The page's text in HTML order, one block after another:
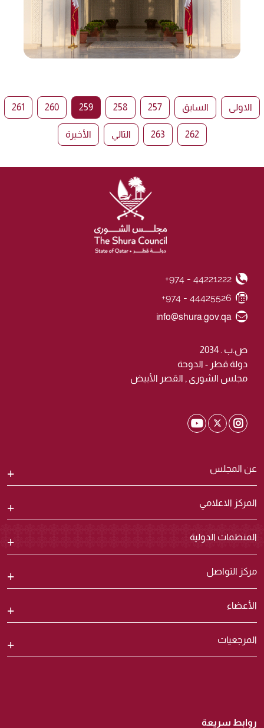
الاولى السابق 257
258
259
260
261
262
263 التالي الأخيرة
عن المجلس
المركز الاعلامي
المنظمات الدولية
مركز التواصل
الأعضاء
المرجعيات
روابط سريعة
Phone Number
+974 - 44221222
Fax Number
+974 - 44425526
Email ID
info@shura.gov.qa
ص.ب . 2034
دولة قطر - الدوحة
مجلس الشورى , القصر الأبيض
Shura Instagram
Shura Twitter
Shura Youtube